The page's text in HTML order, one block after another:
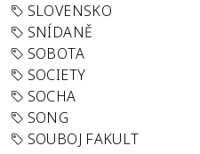
SLOVENSKO
SNÍDANĚ
SOBOTA
SOCIETY
SOCHA
SONG
SOUBOJ FAKULT